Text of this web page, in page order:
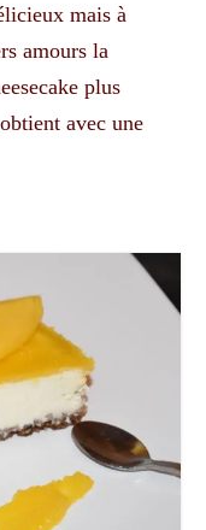
mais à
amours la
plus
avec une